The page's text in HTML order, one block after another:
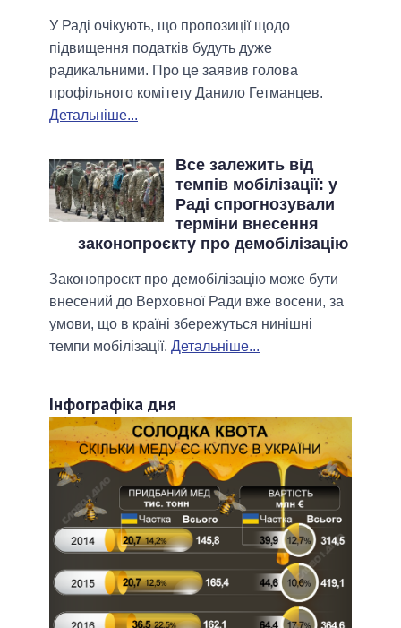
У Раді очікують, що пропозиції щодо
підвищення податків будуть дуже
радикальними. Про це заявив голова
профільного комітету Данило Гетманцев.
Детальніше...
Все залежить від
темпів мобілізації: у
Раді спрогнозували
терміни внесення
законопроєкту про демобілізацію
Законопроєкт про демобілізацію може бути
внесений до Верховної Ради вже восени, за
умови, що в країні збережуться нинішні
темпи мобілізації. Детальніше...
Інфографіка дня